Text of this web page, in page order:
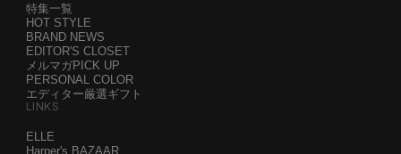
特集一覧
HOT STYLE
BRAND NEWS
EDITOR'S CLOSET
メルマガPICK UP
PERSONAL COLOR
エディター厳選ギフト
LINKS
ELLE
Harper's BAZAAR